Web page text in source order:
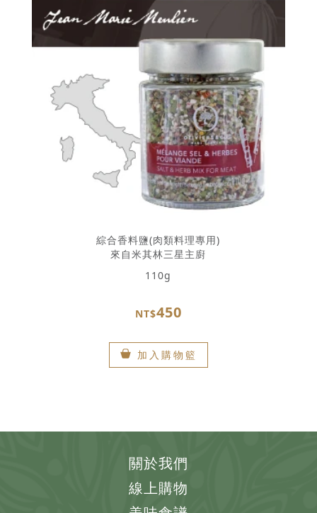
綜合香料鹽(肉類料理專用)
來自米其林三星主廚
110g
NT$450
加入購物籃
關於我們
線上購物